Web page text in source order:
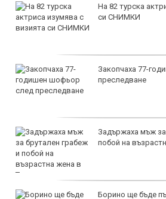
На 82 турска
си СНИМКИ
Закопчаха 77-
преследване
Задържаха мъж
побой на
Борино ще бъде